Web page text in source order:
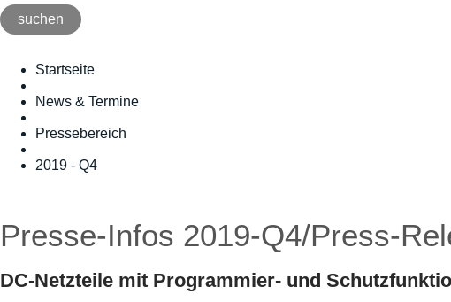
Startseite
News & Termine
Pressebereich
2019 - Q4
Presse-Infos 2019-Q4/Press-
DC-Netzteile mit Programmier- und